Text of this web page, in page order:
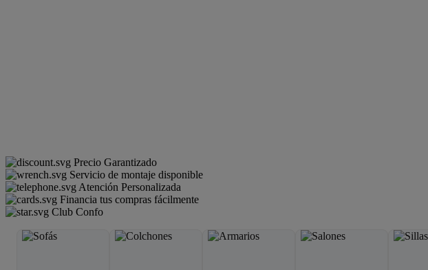
Precio Garantizado
Servicio de montaje disponible
Atención Personalizada
Financia tus compras fácilmente
Club Confo